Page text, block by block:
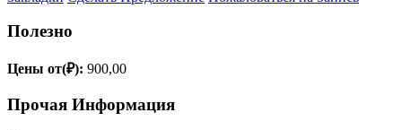
Полезно
Цены от(₽): 900,00
Прочая Информация